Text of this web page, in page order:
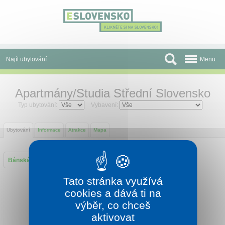
Najít ubytování
Slevy a Last Minute
Skupiny a konference
Menu
Apartmány/Studia Střední Slovensko
Typ ubytování: Vybavení:
Ubytování Informace Atrakce Mapa
Bánská Štiavnica
Tato stránka využívá
cookies a dává ti na
výběr, co chceš
aktivovat